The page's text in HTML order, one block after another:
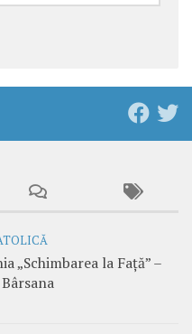
„Schimbarea la Față” –